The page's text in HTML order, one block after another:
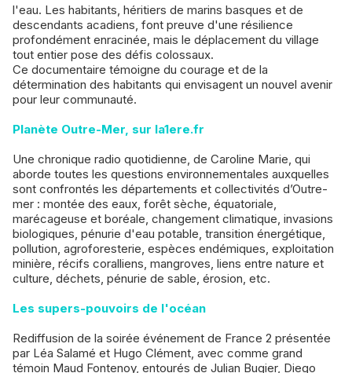
l'eau. Les habitants, héritiers de marins basques et de
descendants acadiens, font preuve d'une résilience
profondément enracinée, mais le déplacement du village
tout entier pose des défis colossaux.
Ce documentaire témoigne du courage et de la
détermination des habitants qui envisagent un nouvel avenir
pour leur communauté.
Planète Outre-Mer, sur la1ere.fr
Une chronique radio quotidienne, de Caroline Marie, qui
aborde toutes les questions environnementales auxquelles
sont confrontés les départements et collectivités d’Outre-
mer : montée des eaux, forêt sèche, équatoriale,
marécageuse et boréale, changement climatique, invasions
biologiques, pénurie d'eau potable, transition énergétique,
pollution, agroforesterie, espèces endémiques, exploitation
minière, récifs coralliens, mangroves, liens entre nature et
culture, déchets, pénurie de sable, érosion, etc.
Les supers-pouvoirs de l'océan
Rediffusion de la soirée événement de France 2 présentée
par Léa Salamé et Hugo Clément, avec comme grand
témoin Maud Fontenoy, entourés de Julian Bugier, Diego